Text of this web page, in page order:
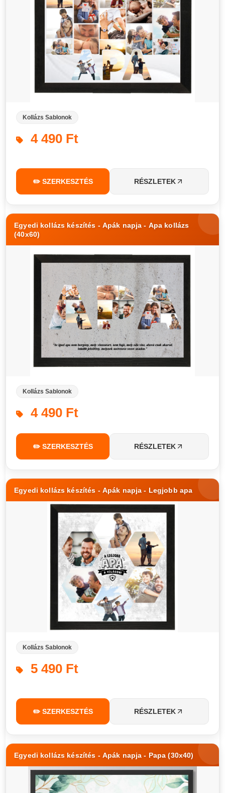
Kollázs Sablonok
4 490 Ft
✏️ SZERKESZTÉS RÉSZLETEK
Egyedi kollázs készítés - Apák napja - Apa kollázs
(40x60)
Kollázs Sablonok
4 490 Ft
✏️ SZERKESZTÉS RÉSZLETEK
Egyedi kollázs készítés - Apák napja - Legjobb apa
Kollázs Sablonok
5 490 Ft
✏️ SZERKESZTÉS RÉSZLETEK
Egyedi kollázs készítés - Apák napja - Papa (30x40)